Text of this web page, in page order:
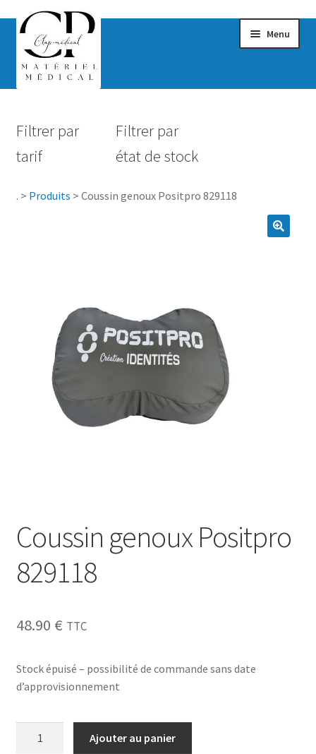
Menu
Hygiène
Vêtements & Chaussures
Sécurité
0.00 €
Filtrer par
tarif
Filtrer par
état de stock
. > Produits > Coussin genoux Positpro 829118
Coussin genoux Positpro
829118
48.90 € TTC
Stock épuisé – possibilité de commande sans date
d’approvisionnement
Ajouter au panier